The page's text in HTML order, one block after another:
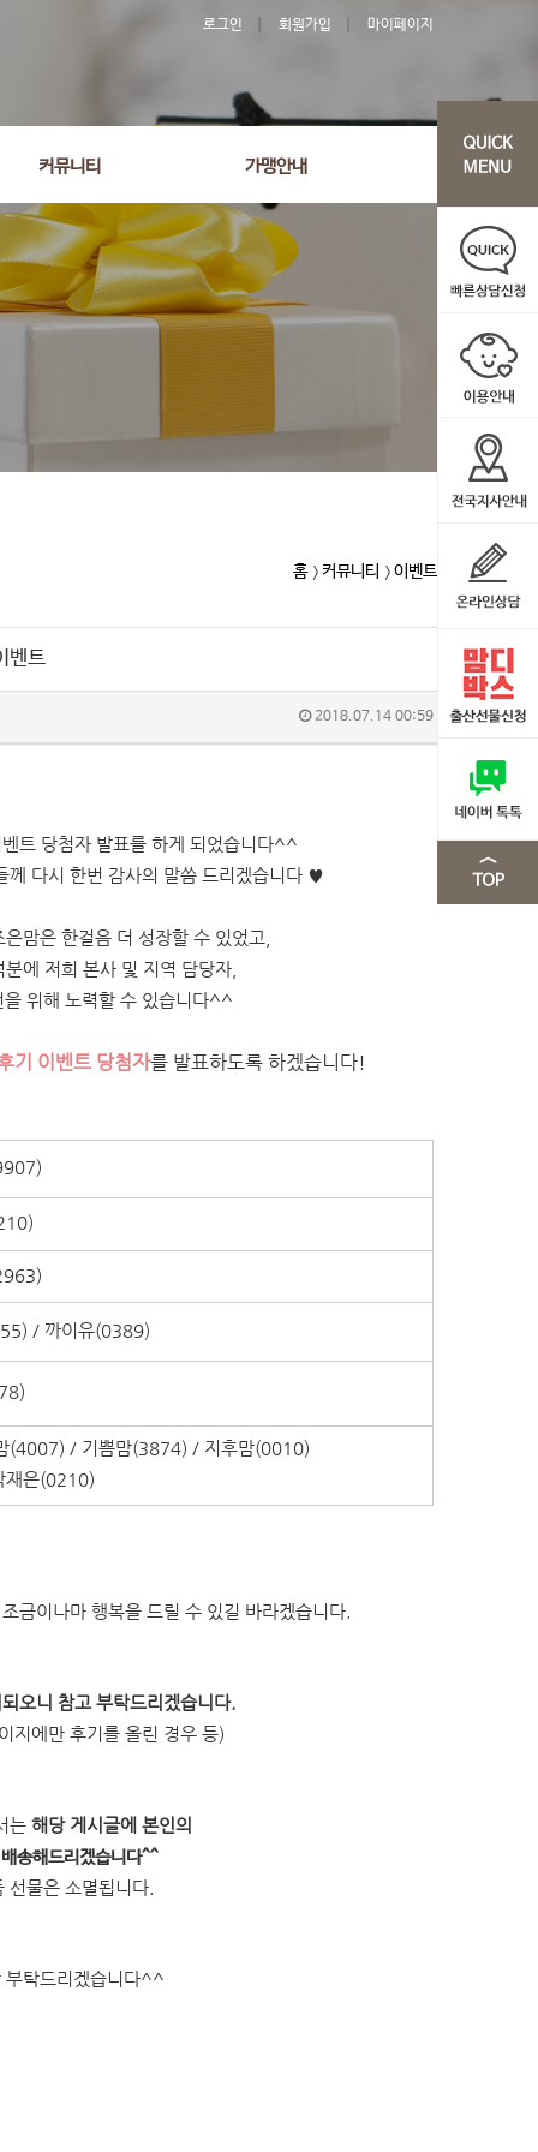
로그인 회원가입 마이페이지
커뮤니티 가맹안내
홈 커뮤니티 이벤트
벤트
2018.07.14 00:59
트 당첨자 발표를 하게 되었습니다^^
께 다시 한번 감사의 말씀 드리겠습니다 ♥
맘은 한걸음 더 성장할 수 있었고,
에 저희 본사 및 지역 담당자,
을 위해 노력할 수 있습니다^^
기 이벤트 당첨자를 발표하도록 하겠습니다!
/ 까이유(0389)
(4007) / 기쁨맘(3874) / 지후맘(0010)
재은(0210)
금이나마 행복을 드릴 수 있길 바라겠습니다.
오니 참고 부탁드리겠습니다.
지에만 후기를 올린 경우 등)
는 해당 게시글에 본인의
송해드리겠습니다^^
물은 소멸됩니다.
부탁드리겠습니다^^